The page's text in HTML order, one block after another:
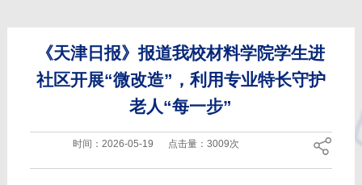
《天津日报》报道我校材料学院学生进
社区开展“微改造”，利用专业特长守护
老人“每一步”
时间： 2026-05-19 点击量：3009次